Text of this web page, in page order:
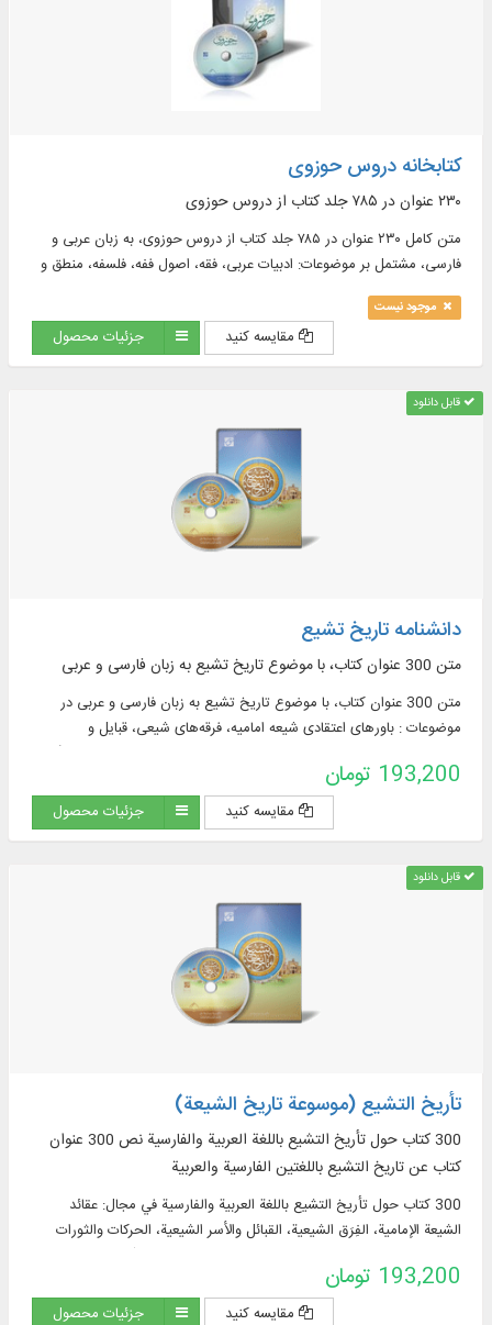
کتابخانه دروس حوزوی
۲۳۰ عنوان در ۷۸۵ جلد كتاب از دروس حوزوی
متن کامل ۲۳۰ عنوان در ۷۸۵ جلد كتاب از دروس حوزوی، به زبان عربی و
فارسی، مشتمل بر موضوعات: ادبیات عربی، فقه، اصول ففه، فلسفه، منطق و
...
موجود نیست
مقایسه کنید جزئیات محصول
قابل دانلود
دانشنامه تاریخ تشیع
متن 300 عنوان کتاب، با موضوع تاريخ تشيع به زبان فارسی و عربی
متن 300 عنوان کتاب، با موضوع تاريخ تشيع به زبان فارسی و عربی در
موضوعات : باورهای اعتقادی شیعه امامیه، فرقه‌های شیعی، قبایل و
تمدن شیعی، پراکندگی جغرافیایی شیعیان و ...
193,200 تومان
مقایسه کنید جزئیات محصول
قابل دانلود
تأريخ التشيع (موسوعة تاريخ الشيعة)
300 کتاب حول تأريخ التشيع باللغة العربية والفارسية نص 300 عنوان
كتاب عن تاريخ التشيع باللغتين الفارسية والعربية
300 کتاب حول تأريخ التشيع باللغة العربية والفارسية في مجال: عقائد
الشیعة الإمامية، الفِرَق الشيعية، القبائل والأسر الشيعية، الحركات والثورات
الشيعة و...
193,200 تومان
مقایسه کنید جزئیات محصول